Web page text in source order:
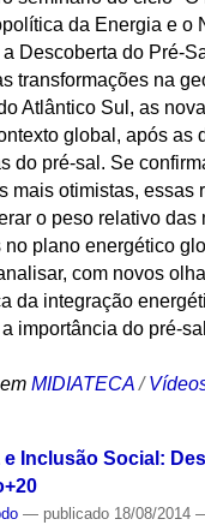
da Energia e o
a Descoberta do Pré-
transformações na
Atlântico Sul, as
global, após as
do pré-sal. Se
mais otimistas, essas
o peso relativo das
no plano energético
com novos
da integração
importância do pré-
MIDIATECA /
Inclusão Social:
— publicado18/08/2014